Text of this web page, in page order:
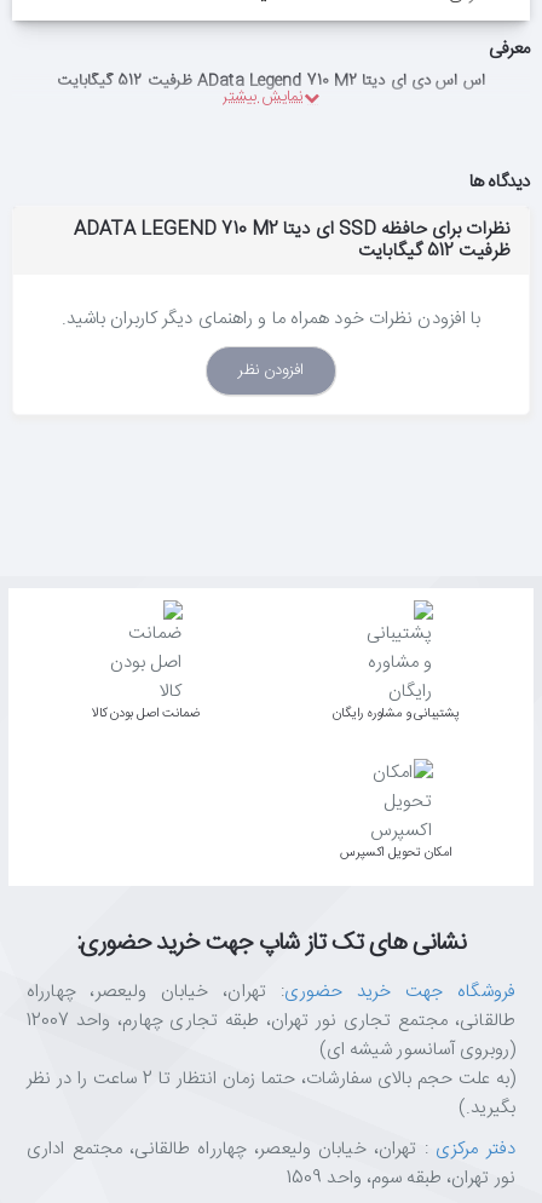
معرفی
اس اس دی ای دیتا AData Legend 710 M2 ظرفیت 512 گیگابایت
دیدگاه ها
نظرات برای حافظه SSD ای دیتا ADATA LEGEND 710 M2
ظرفیت 512 گیگابایت
با افزودن نظرات خود همراه ما و راهنمای دیگر کاربران باشید.
افزودن نظر
پشتیبانی و مشاوره رایگان ﺿﻤﺎﻧﺖ اﺻﻞ ﺑﻮدن ﮐﺎﻟﺎ
اﻣﮑﺎن ﺗﺤﻮﯾﻞ اﮐﺴﭙﺮس
نشانی های تک تاز شاپ جهت خرید حضوری:
فروشگاه جهت خرید حضوری: تهران، خیابان ولیعصر، چهارراه
طالقانی، مجتمع تجاری نور تهران، طبقه تجاری چهارم، واحد 12007
(روبروی آسانسور شیشه ای)
(به علت حجم بالای سفارشات، حتما زمان انتظار تا 2 ساعت را در نظر
بگیرید.)
دفتر مرکزی : تهران، خیابان ولیعصر، چهارراه طالقانی، مجتمع اداری
نور تهران، طبقه سوم، واحد 1509